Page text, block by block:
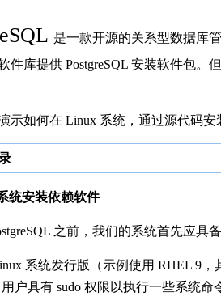
是一款开源的关系型数据库
件库提供 PostgreSQL 安装软件包。
示如何在 Linux 系统，通过源代码安
统安装依赖软件
之前，我们的系统首先应具
系统发行版（示例使用 RHEL 9，
用户具有 sudo 权限以执行一些系统命